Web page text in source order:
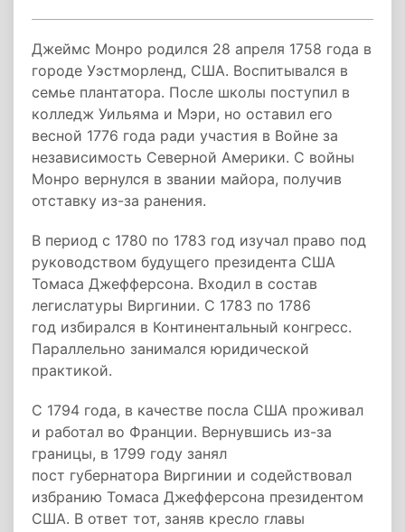
Джеймс Монро родился 28 апреля 1758 года в
городе Уэстморленд, США. Воспитывался в
семье плантатора. После школы поступил в
колледж Уильяма и Мэри, но оставил его
весной 1776 года ради участия в Войне за
независимость Северной Америки. С войны
Монро вернулся в звании майора, получив
отставку из-за ранения.
В период с 1780 по 1783 год изучал право под
руководством будущего президента США
Томаса Джефферсона. Входил в состав
легислатуры Виргинии. С 1783 по 1786
год избирался в Континентальный конгресс.
Параллельно занимался юридической
практикой.
С 1794 года, в качестве посла США проживал
и работал во Франции. Вернувшись из-за
границы, в 1799 году занял
пост губернатора Виргинии и содействовал
избранию Томаса Джефферсона президентом
США. В ответ тот, заняв кресло главы